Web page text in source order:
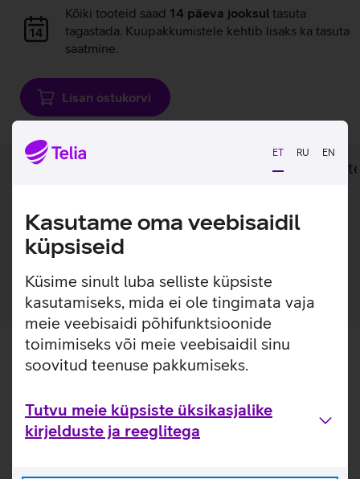
ET RU EN
Kasutame oma veebisaidil
küpsiseid
Küsime sinult luba selliste küpsiste
kasutamiseks, mida ei ole tingimata vaja
meie veebisaidi põhifunktsioonide
toimimiseks või meie veebisaidil sinu
soovitud teenuse pakkumiseks.
Tutvu meie küpsiste üksikasjalike
kirjelduste ja reeglitega
laadimine
Andmete
laadimine
Kõiki tooteid saad 14 päeva jooksul tasuta
tagastada. Kuupakkumistele kehtib lisaks ka tasuta
saatmine.
Lisan ostukorvi
Lisainfo Tehnilised andmed
Lisainfo
Puro adapter USB-C väljundiga, mis laeb võimsusega kuni
25 W.